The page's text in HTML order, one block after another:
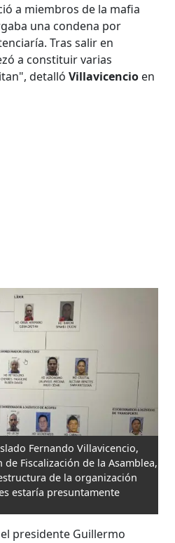
a miembros de la mafia
una condena por
Tras salir en
a constituir varias
detallóVillavicencio en
Fernando Villavicencio,
Fiscalización de la Asamblea,
de la organización
estaría presuntamente
presidente Guillermo